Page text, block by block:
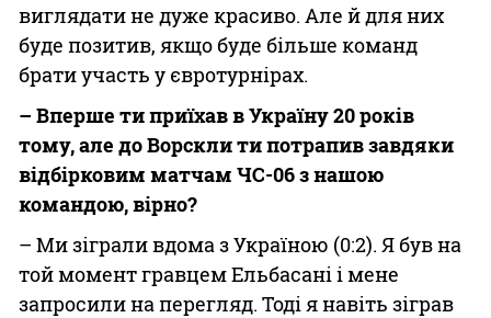
виглядати не дуже красиво. Але й для них
буде позитив, якщо буде більше команд
брати участь у євротурнірах.
– Вперше ти приїхав в Україну 20 років
тому, але до Ворскли ти потрапив завдяки
відбірковим матчам ЧС-06 з нашою
командою, вірно?
– Ми зіграли вдома з Україною (0:2). Я був на
той момент гравцем Ельбасані і мене
запросили на перегляд. Тоді я навіть зіграв